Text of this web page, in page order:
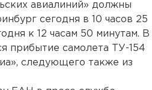
авиалиний» должны
сегодня в 10 часов 25
к 12 часам 50 минутам. В
прибытие самолета ТУ-154
следующего также из